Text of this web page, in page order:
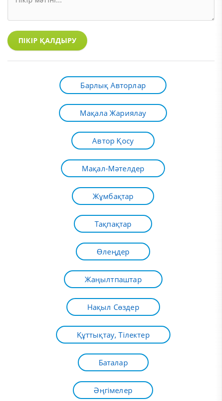
ПІКІР ҚАЛДЫРУ
Барлық Авторлар
Мақала Жариялау
Автор Қосу
Мақал-Мәтелдер
Жұмбақтар
Тақпақтар
Өлеңдер
Жаңылтпаштар
Нақыл Сөздер
Құттықтау, Тілектер
Баталар
Әңгімелер